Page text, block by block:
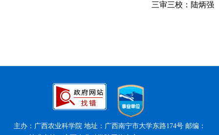
三审三校：陆炳强
主办：广西农业科学院 地址：广西南宁市大学东路174号 邮编：